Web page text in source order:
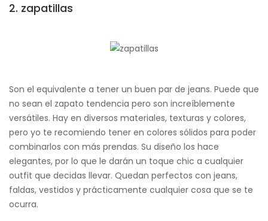
2. zapatillas
Son el equivalente a tener un buen par de jeans. Puede que
no sean el zapato tendencia pero son increíblemente
versátiles. Hay en diversos materiales, texturas y colores,
pero yo te recomiendo tener en colores sólidos para poder
combinarlos con más prendas. Su diseño los hace
elegantes, por lo que le darán un toque chic a cualquier
outfit que decidas llevar. Quedan perfectos con jeans,
faldas, vestidos y prácticamente cualquier cosa que se te
ocurra.